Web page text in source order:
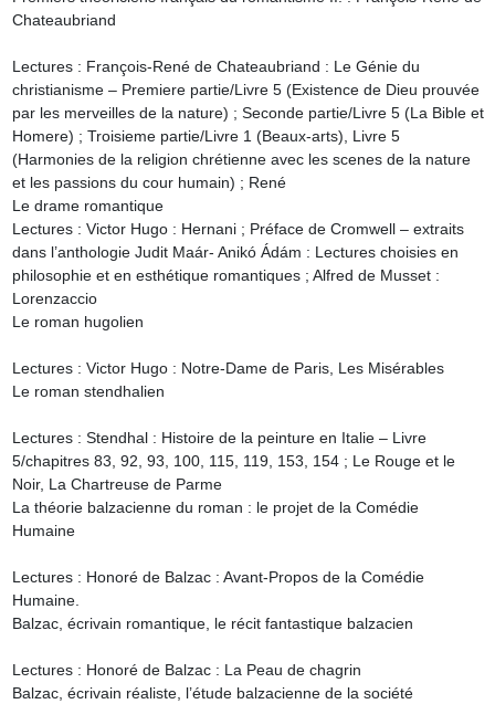
Chateaubriand
Lectures : François-René de Chateaubriand : Le Génie du
christianisme – Premiere partie/Livre 5 (Existence de Dieu prouvée
par les merveilles de la nature) ; Seconde partie/Livre 5 (La Bible et
Homere) ; Troisieme partie/Livre 1 (Beaux-arts), Livre 5
(Harmonies de la religion chrétienne avec les scenes de la nature
et les passions du cour humain) ; René
Le drame romantique
Lectures : Victor Hugo : Hernani ; Préface de Cromwell – extraits
dans l’anthologie Judit Maár- Anikó Ádám : Lectures choisies en
philosophie et en esthétique romantiques ; Alfred de Musset :
Lorenzaccio
Le roman hugolien
Lectures : Victor Hugo : Notre-Dame de Paris, Les Misérables
Le roman stendhalien
Lectures : Stendhal : Histoire de la peinture en Italie – Livre
5/chapitres 83, 92, 93, 100, 115, 119, 153, 154 ; Le Rouge et le
Noir, La Chartreuse de Parme
La théorie balzacienne du roman : le projet de la Comédie
Humaine
Lectures : Honoré de Balzac : Avant-Propos de la Comédie
Humaine.
Balzac, écrivain romantique, le récit fantastique balzacien
Lectures : Honoré de Balzac : La Peau de chagrin
Balzac, écrivain réaliste, l’étude balzacienne de la société